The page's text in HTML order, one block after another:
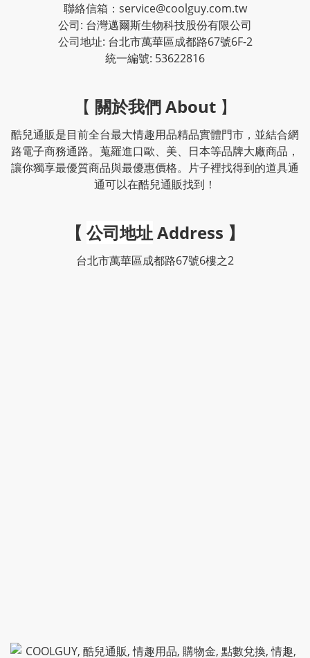
聯絡信箱：service@coolguy.com.tw
公司: 台灣邁爾斯生物科技股份有限公司
公司地址: 台北市萬華區成都路67號6F-2
統一編號: 53622816
【 關於我們 About 】
酷兒通販是目前全台最大情趣用品精品實體門市，並結合網
路電子商務通路。蒐羅進口歐、美、日本等品牌大廠商品，
讓你獨享最優質商品與最優惠價格。片子裡找得到的道具通
通可以在酷兒通販找到！
【 公司地址Address 】
台北市萬華區成都路67號6樓之2